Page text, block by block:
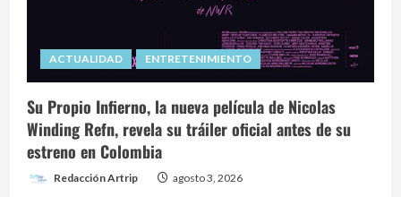
ACTUALIDAD ENTRETENIMIENTO
Su Propio Infierno, la nueva película de Nicolas
Winding Refn, revela su tráiler oficial antes de su
estreno en Colombia
Redacción Artrip agosto 3, 2026